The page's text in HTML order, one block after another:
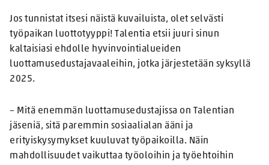
Jos tunnistat itsesi näistä kuvailuista, olet selvästi
työpaikan luottotyyppi! Talentia etsii juuri sinun
kaltaisiasi ehdolle hyvinvointialueiden
luottamusedustajavaaleihin, jotka järjestetään syksyllä
2025.
– Mitä enemmän luottamusedustajissa on Talentian
jäseniä, sitä paremmin sosiaalialan ääni ja
erityiskysymykset kuuluvat työpaikoilla. Näin
mahdollisuudet vaikuttaa työoloihin ja työehtoihin